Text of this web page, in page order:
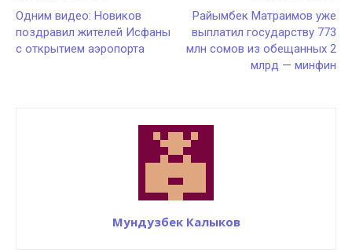
Одним видео: Новиков
поздравил жителей Исфаны
с открытием аэропорта
Райымбек Матраимов уже
выплатил государству 773
млн сомов из обещанных 2
млрд — минфин
Мундузбек Калыков